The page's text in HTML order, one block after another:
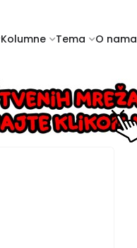
Kolumne Tema O nama